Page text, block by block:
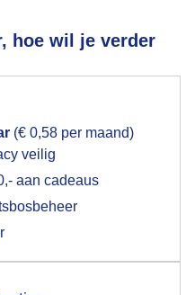
hoe wil je verder
(€ 0,58 per maand)
veilig
aan cadeaus
voor het
op hebt gegeven,
uit je browser waarin
de popup